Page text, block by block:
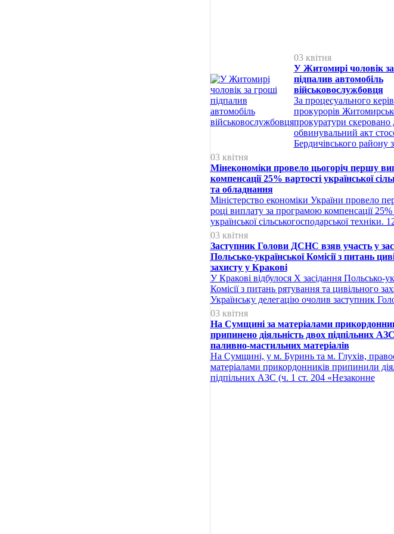
03 квітня
У Житомирі чоловік
підпалив автомобіль
військовослужбовця
За процесуального
прокурорів
прокуратури скеровано
обвинувальний акт
Бердичівського району
03 квітня
Мінекономіки провело цьогоріч першу
компенсації 25% вартості української
та обладнання
Міністерство економіки України провело
році виплату за програмою компенсації 25%
української сільськогосподарської техніки.
03 квітня
Заступник Голови ДСНС взяв участь у
Польсько-української Комісії з питань
захисту у Кракові
У Кракові відбулося Х засідання Польсько-
Комісії з питань рятування та цивільного
Українську делегацію очолив заступник
03 квітня
На Сумщині за матеріалами
припинено діяльність двох підпільних
паливно-мастильних матеріалів
На Сумщині, у м. Буринь та м. Глухів,
матеріалами прикордонників припинили
підпільних АЗС (ч. 1 ст. 204 «Незаконне